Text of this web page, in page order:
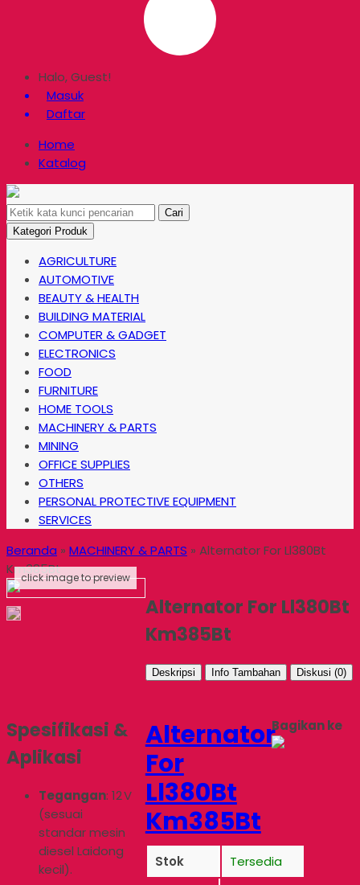
Halo, Guest!
Masuk
Daftar
Home
Katalog
Cari
Kategori Produk
AGRICULTURE
AUTOMOTIVE
BEAUTY & HEALTH
BUILDING MATERIAL
COMPUTER & GADGET
ELECTRONICS
FOOD
FURNITURE
HOME TOOLS
MACHINERY & PARTS
MINING
OFFICE SUPPLIES
OTHERS
PERSONAL PROTECTIVE EQUIPMENT
SERVICES
Beranda » MACHINERY & PARTS » Alternator For Ll380Bt
Km385Bt
click image to preview
Alternator
For
Ll380Bt
Km385Bt
Stok
Tersedia
Bagikan ke
Alternator For Ll380Bt
Km385Bt
Deskripsi Info Tambahan Diskusi (0)
Spesifikasi &
Aplikasi
Tegangan: 12 V
(sesuai
standar mesin
diesel Laidong
kecil).